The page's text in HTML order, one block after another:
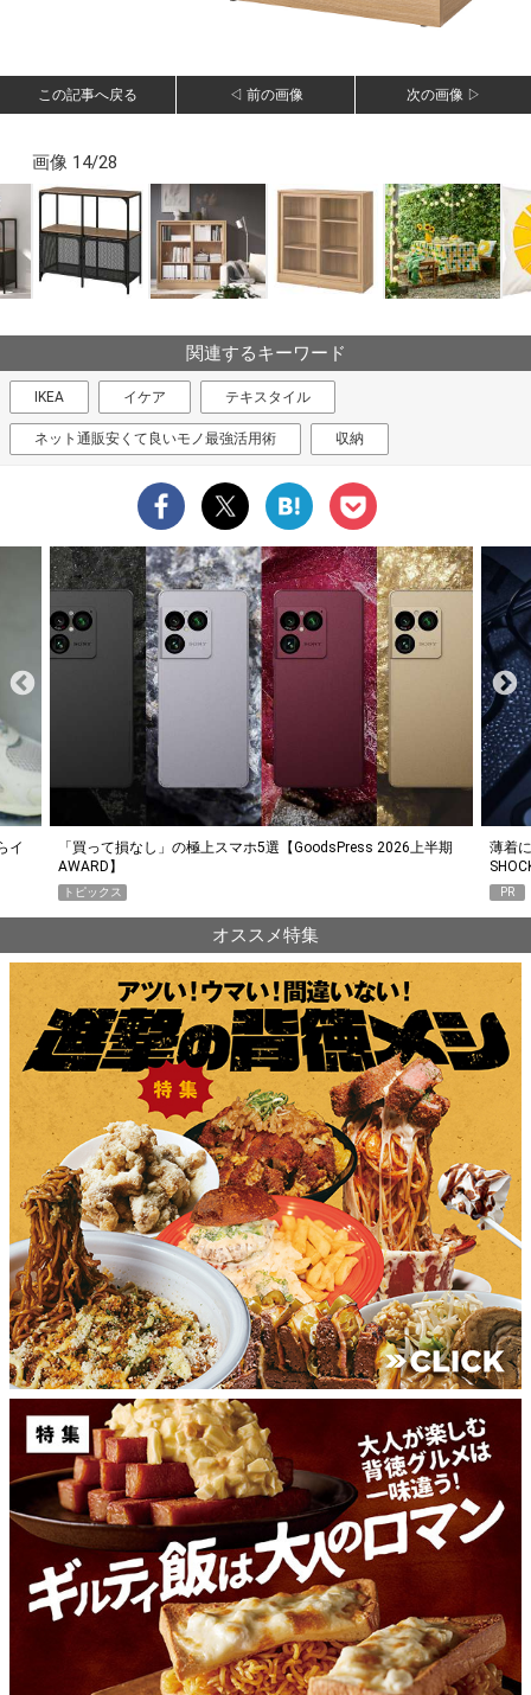
この記事へ戻る ◁ 前の画像 次の画像 ▷
画像 14/28
関連するキーワード
IKEA イケア テキスタイル
ネット通販安くて良いモノ最強活用術 収納
イ
「買って損なし」の極上スマホ5選【GoodsPress 2026上半期
AWARD】
トピックス
薄着
PR
オススメ特集